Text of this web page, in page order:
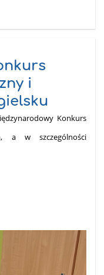
i
Konkurs
a w szczególności